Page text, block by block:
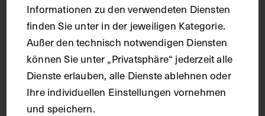
Theodor Billroth in Gesellschaft mit
Johannes Brahms und Eduard Hanslick
Informationen zu den verwendeten Diensten
finden Sie unter in der jeweiligen Kategorie.
Außer den technisch notwendigen Diensten
können Sie unter „Privatsphäre“ jederzeit alle
Dienste erlauben, alle Dienste ablehnen oder
Ihre individuellen Einstellungen vornehmen
und speichern.